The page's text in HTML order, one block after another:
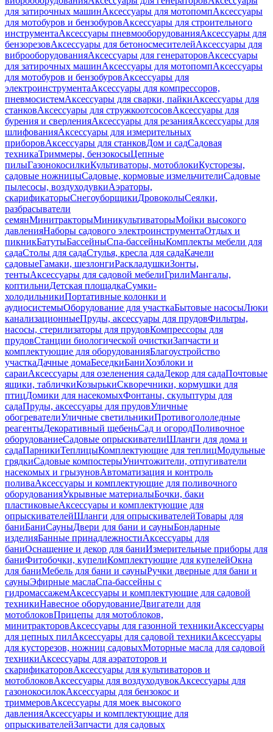
для затирочных машинАксессуары для мотопомпАксессуары
для мотобуров и бензобуровАксессуары для строительного
инструментаАксессуары пневмооборудованияАксессуары для
бензорезовАксессуары для бетоносмесителейАксессуары для
виброоборудованияАксессуары для генераторовАксессуары
для затирочных машинАксессуары для мотопомпАксессуары
для мотобуров и бензобуровАксессуары для
электроинструментаАксессуары для компрессоров,
пневмосистемАксессуары для сварки, пайкиАксессуары для
станковАксессуары для стружкоотсосовАксессуары для
бурения и сверленияАксессуары для резанияАксессуары для
шлифованияАксессуары для измерительных
приборовАксессуары для станковДом и садСадовая
техникаТриммеры, бензокосыЦепные
пилыГазонокосилкиКультиваторы, мотоблокиКусторезы,
садовые ножницыСадовые, кормовые измельчителиСадовые
пылесосы, воздуходувкиАэраторы,
скарификаторыСнегоуборщикиДровоколыСеялки,
разбрасыватели
семянМинитракторыМиникультиваторыМойки высокого
давленияНаборы садового электроинструментаОтдых и
пикникБатутыБассейныСпа-бассейныКомплекты мебели для
садаСтолы для садаСтулья, кресла для садаКачели
садовыеГамаки, шезлонгиРаскладушкиЗонты,
тентыАксессуары для садовой мебелиГрилиМангалы,
коптильниДетская площадкаСумки-
холодильникиПортативные колонки и
аудиосистемыОборудование для участкаБытовые насосыЛюки
канализационныеПруды, аксессуары для прудовФильтры,
насосы, стерилизаторы для прудовКомпрессоры для
прудовСтанции биологической очисткиЗапчасти и
комплектующие для оборудованияБлагоустройство
участкаДачные домаБеседкиБаниХозблоки и
сараиАксессуары для озеленения садаДекор для садаПочтовые
ящики, табличкиКозырькиСкворечники, кормушки для
птицДомики для насекомыхФонтаны, скульптуры для
садаПруды, аксессуары для прудовУличные
обогревателиУличные светильникиПротивогололедные
реагентыДекоративный щебеньСад и огородПоливочное
оборудованиеСадовые опрыскивателиШланги для дома и
садаПарникиТеплицыКомплектующие для теплицМодульные
грядкиСадовые компостерыУничтожители, отпугиватели
насекомых и грызуновАвтоматизация и контроль
поливаАксессуары и комплектующие для поливочного
оборудованияУкрывные материалыБочки, баки
пластиковыеАксессуары и комплектующие для
опрыскивателейШланги для опрыскивателейТовары для
баниБаниСауныДвери для бани и сауныБондарные
изделияБанные принадлежностиАксессуары для
баниОснащение и декор для баниИзмерительные приборы для
баниФитобочки, купелиКомплектующие для купелейОкна
для баниМебель для бани и сауныРучки дверные для бани и
сауныЭфирные маслаСпа-бассейны с
гидромассажемАксессуары и комплектующие для садовой
техникиНавесное оборудованиеДвигатели для
мотоблоковПрицепы для мотоблоков,
минитракторовАксессуары для газонной техникиАксессуары
для цепных пилАксессуары для садовой техникиАксессуары
для кусторезов, ножниц садовыхМоторные масла для садовой
техникиАксессуары для аэратоторов и
скарификаторовАксессуары для культиваторов и
мотоблоковАксессуары для воздуходувокАксессуары для
газонокосилокАксессуары для бензокос и
триммеровАксессуары для моек высокого
давленияАксессуары и комплектующие для
опрыскивателейЗапчасти для садовых